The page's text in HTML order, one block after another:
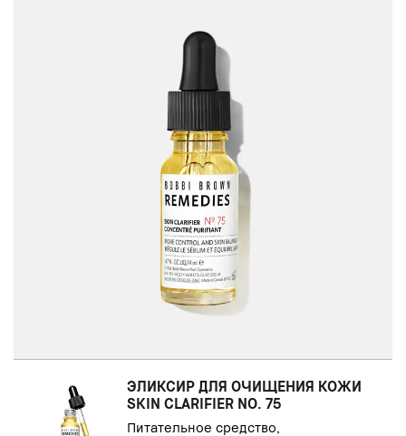
ЭЛИКСИР ДЛЯ ОЧИЩЕНИЯ КОЖИ
SKIN CLARIFIER NO. 75
Питательное средство,